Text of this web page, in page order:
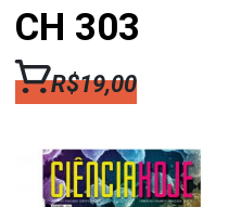
CH 303
R$19,00